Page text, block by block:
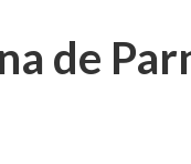
de